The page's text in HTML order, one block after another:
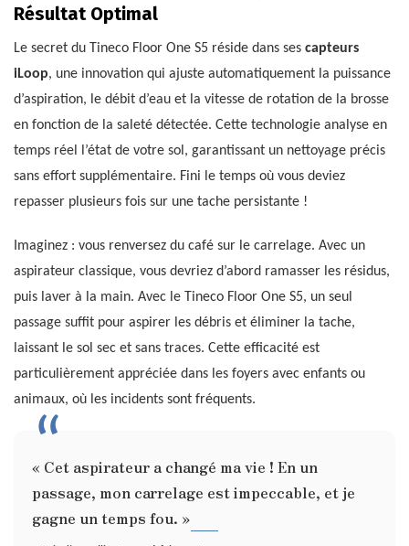
Résultat Optimal
Le secret du Tineco Floor One S5 réside dans ses capteurs
iLoop, une innovation qui ajuste automatiquement la puissance
d’aspiration, le débit d’eau et la vitesse de rotation de la brosse
en fonction de la saleté détectée. Cette technologie analyse en
temps réel l’état de votre sol, garantissant un nettoyage précis
sans effort supplémentaire. Fini le temps où vous deviez
repasser plusieurs fois sur une tache persistante !
Imaginez : vous renversez du café sur le carrelage. Avec un
aspirateur classique, vous devriez d’abord ramasser les résidus,
puis laver à la main. Avec le Tineco Floor One S5, un seul
passage suffit pour aspirer les débris et éliminer la tache,
laissant le sol sec et sans traces. Cette efficacité est
particulièrement appréciée dans les foyers avec enfants ou
animaux, où les incidents sont fréquents.
« Cet aspirateur a changé ma vie ! En un
passage, mon carrelage est impeccable, et je
gagne un temps fou. »